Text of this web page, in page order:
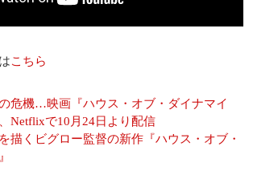
こちら
危機…映画『ハウス・オブ・ダイナマイ
Netflixで10月24日より配信
描くビグロー監督の新作『ハウス・オブ・